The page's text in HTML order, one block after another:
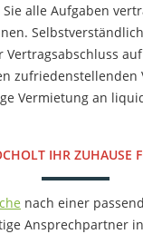
Sie alle Aufgaben
Vertragsabschluss
zufriedenstellenden
Vermietung an
IHR ZUHAUSE
nach einer
Ansprechpartner